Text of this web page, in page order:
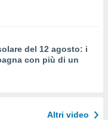
del 12 agosto: i
con più di un
Altri video